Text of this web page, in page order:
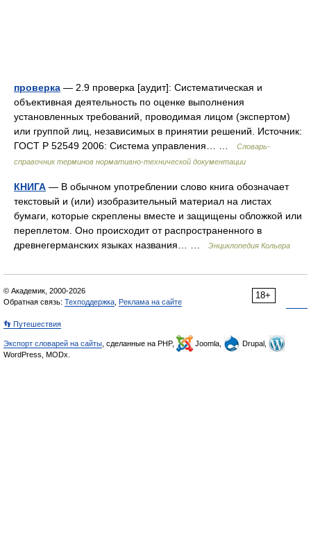
проверка — 2.9 проверка [аудит]: Систематическая и
объективная деятельность по оценке выполнения
установленных требований, проводимая лицом (экспертом)
или группой лиц, независимых в принятии решений. Источник:
ГОСТ Р 52549 2006: Система управления… …
Словарь-
справочник терминов нормативно-технической документации
КНИГА — В обычном употреблении слово книга обозначает
текстовый и (или) изобразительный материал на листах
бумаги, которые скреплены вместе и защищены обложкой или
переплетом. Оно происходит от распространенного в
древнегерманских языках названия… …
Энциклопедия Кольера
18+
© Академик, 2000-2026
Обратная связь: Техподдержка Реклама на сайте
👣 Путешествия
Экспорт словарей на сайты , сделанные на PHP, Joomla,
Drupal,
WordPress, MODx.